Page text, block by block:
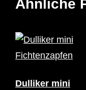
Ähnliche
Dulliker mini